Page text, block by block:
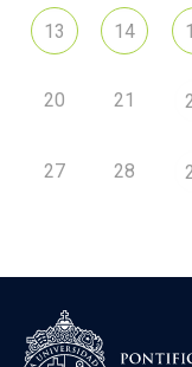
13 14
20 21
27 28